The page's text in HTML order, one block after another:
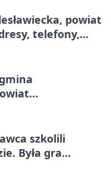
powiat
telefony,
szkolili
Była gra